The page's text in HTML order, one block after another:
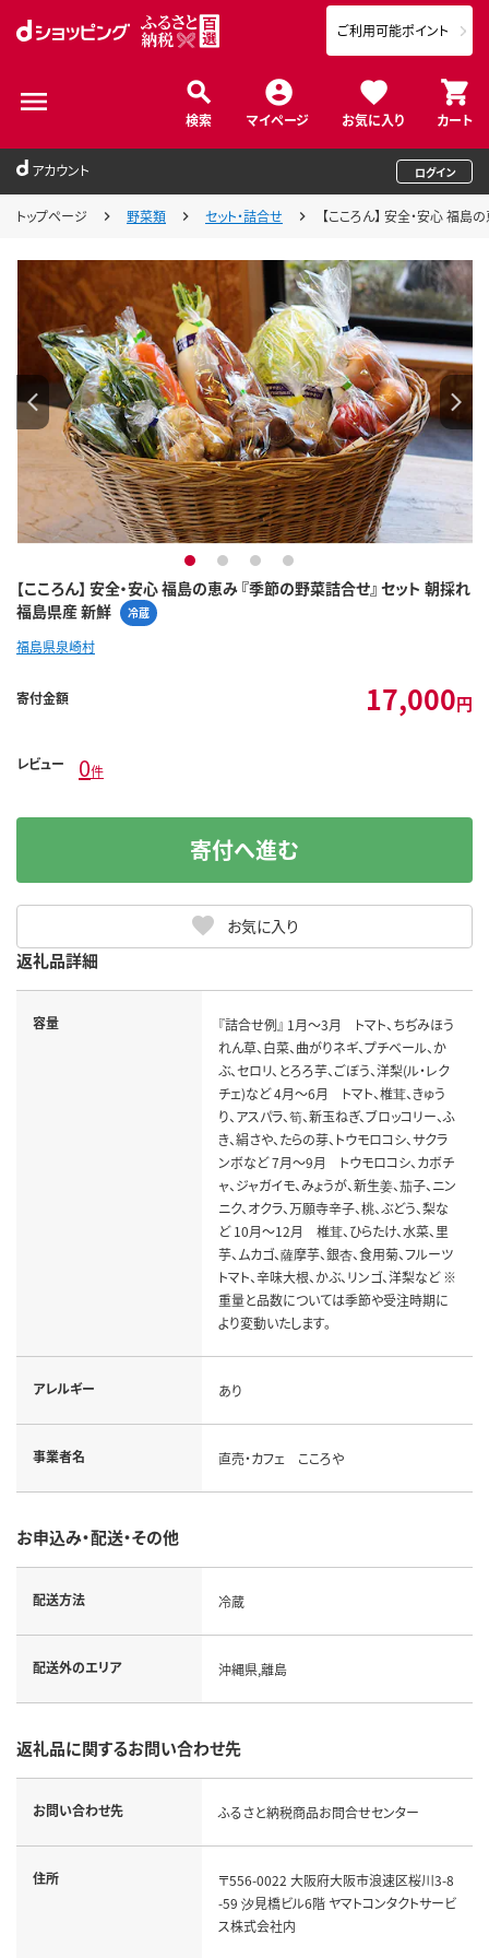
検索 マイページ お気に入り カート
ご利用可能ポイント
アカウント ログイン
トップページ 野菜類 セット・詰合せ 【こころん】 安全・安心 福
【こころん】 安全・安心 福島の恵み 『季節の野菜詰合せ』 セット 朝採れ
福島県産 新鮮
冷蔵
1 2 3 4
福島県泉崎村
寄付金額 17,000円
レビュー 0件
お気に入り
寄付へ進む
返礼品詳細
容量
『詰合せ例』 1月～3月 トマト、ちぢみほう
れん草、白菜、曲がりネギ、プチベール、か
ぶ、セロリ、とろろ芋、ごぼう、洋梨(ル・レク
チェ)など 4月～6月 トマト、椎茸、きゅう
り、アスパラ、筍、新玉ねぎ、ブロッコリー、ふ
き、絹さや、たらの芽、トウモロコシ、サクラ
ンボなど 7月～9月 トウモロコシ、カボチ
ャ、ジャガイモ、みょうが、新生姜、茄子、ニン
ニク、オクラ、万願寺辛子、桃、ぶどう、梨な
ど 10月～12月 椎茸、ひらたけ、水菜、里
芋、ムカゴ、薩摩芋、銀杏、食用菊、フルーツ
トマト、辛味大根、かぶ、リンゴ、洋梨など ※
重量と品数については季節や受注時期に
より変動いたします。
アレルギー あり
事業者名 直売・カフェ こころや
お申込み・配送・その他
配送方法 冷蔵
配送外のエリア 沖縄県,離島
返礼品に関するお問い合わせ先
お問い合わせ先 ふるさと納税商品お問合せセンター
住所
〒556-0022 大阪府大阪市浪速区桜川3-8
-59 汐見橋ビル6階 ヤマトコンタクトサービ
ス株式会社内